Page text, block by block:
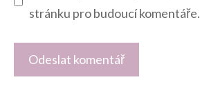
stránku pro budoucí komentáře.